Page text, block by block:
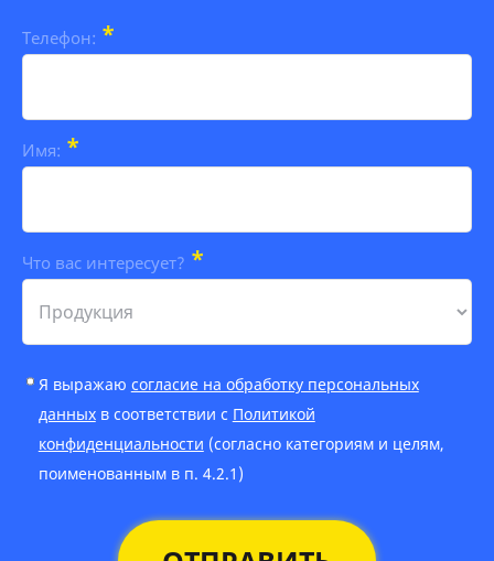
Телефон: *
Имя: *
Что вас интересует? *
Я выражаю согласие на обработку персональных
данныхв соответствии с Политикой
конфиденциальности (согласно категориям и целям,
поименованным в п. 4.2.1)